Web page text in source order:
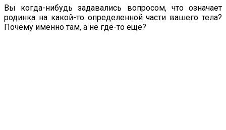
Вы когда-нибудь задавались вопросом, что означает
родинка на какой-то определенной части вашего тела?
Почему именно там, а не где-то еще?